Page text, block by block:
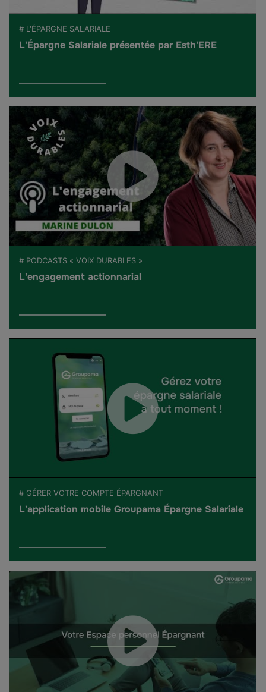
# L'ÉPARGNE SALARIALE
L'Épargne Salariale présentée par Esth'ERE
# PODCASTS « VOIX DURABLES »
L'engagement actionnarial
# GÉRER VOTRE COMPTE ÉPARGNANT
L'application mobile Groupama Épargne Salariale